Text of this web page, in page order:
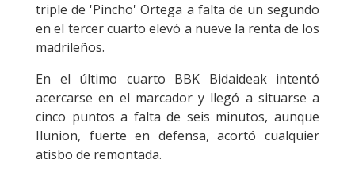
triple de 'Pincho' Ortega a falta de un segundo
en el tercer cuarto elevó a nueve la renta de los
madrileños.
En el último cuarto BBK Bidaideak intentó
acercarse en el marcador y llegó a situarse a
cinco puntos a falta de seis minutos, aunque
Ilunion, fuerte en defensa, acortó cualquier
atisbo de remontada.